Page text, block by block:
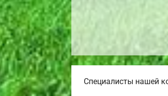
Специалисты нашей